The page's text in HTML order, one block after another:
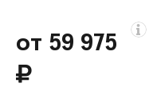
от 59 975